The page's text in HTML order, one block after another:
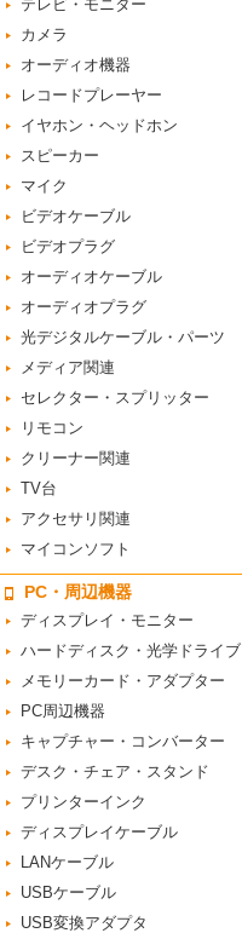
テレビ・モニター
カメラ
オーディオ機器
レコードプレーヤー
イヤホン・ヘッドホン
スピーカー
マイク
ビデオケーブル
ビデオプラグ
オーディオケーブル
オーディオプラグ
光デジタルケーブル・パーツ
メディア関連
セレクター・スプリッター
リモコン
クリーナー関連
TV台
アクセサリ関連
マイコンソフト
PC・周辺機器
ディスプレイ・モニター
ハードディスク・光学ドライブ
メモリーカード・アダプター
PC周辺機器
キャプチャー・コンバーター
デスク・チェア・スタンド
プリンターインク
ディスプレイケーブル
LANケーブル
USBケーブル
USB変換アダプタ